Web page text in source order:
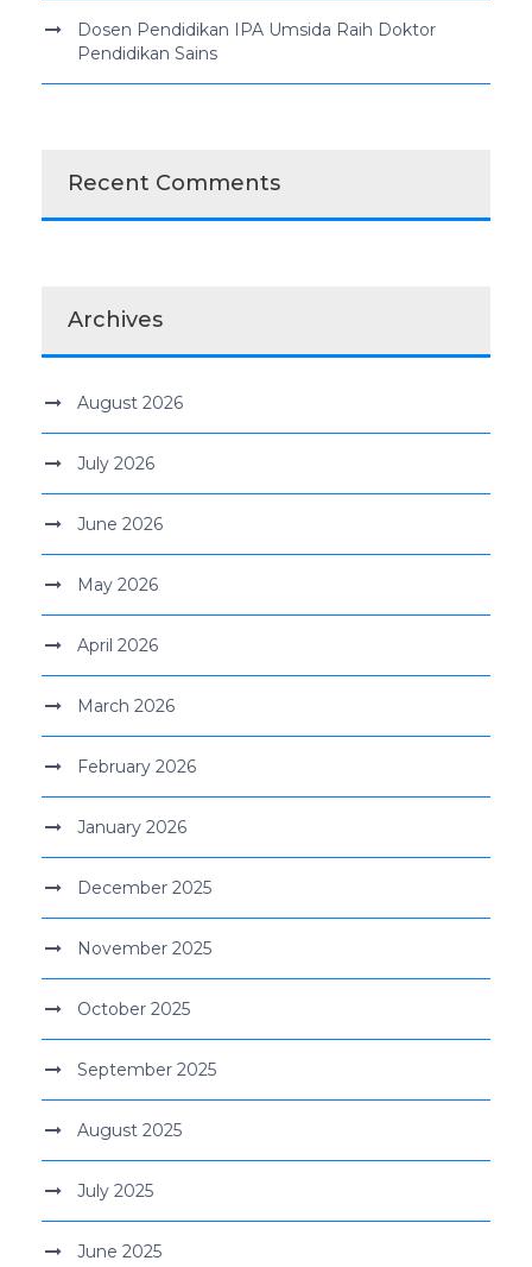
Dosen Pendidikan IPA Umsida Raih Doktor
Pendidikan Sains
Recent Comments
Archives
August 2026
July 2026
June 2026
May 2026
April 2026
March 2026
February 2026
January 2026
December 2025
November 2025
October 2025
September 2025
August 2025
July 2025
June 2025